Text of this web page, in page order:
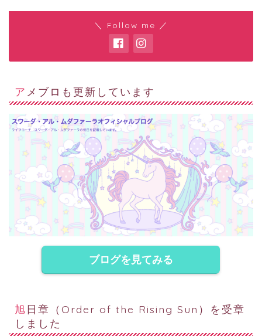
＼ Follow me ／
アメブロも更新しています
ブログを見てみる
旭日章（Order of the Rising Sun）を受章
しました